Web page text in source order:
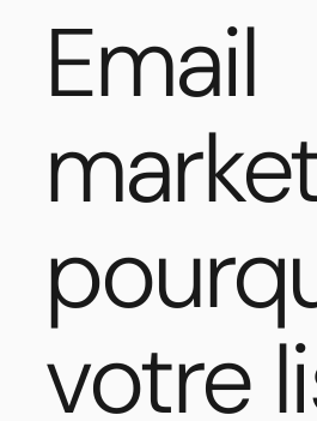
Email
votre